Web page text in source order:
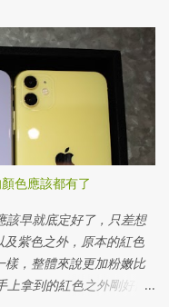
色應該都有了
該早就底定好了，只差想
紫色之外，原本的紅色
樣，整體來說更加粉嫩比
上拿到的紅色之外剛好同